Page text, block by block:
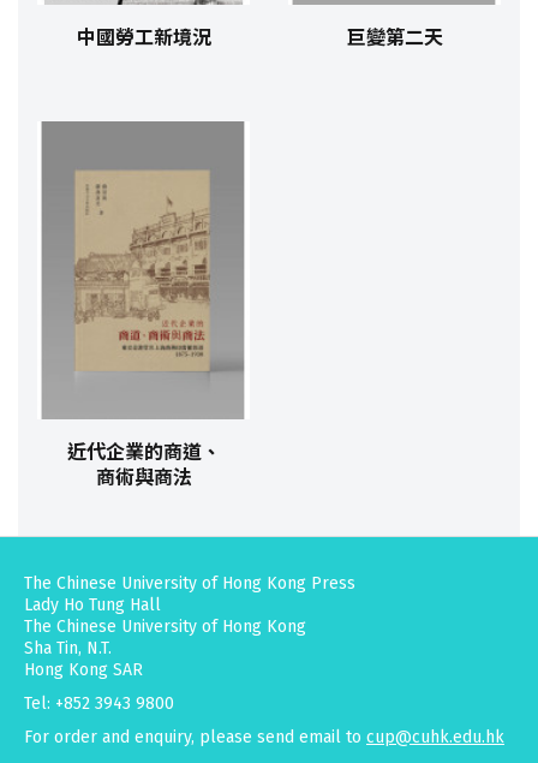
中國勞工新境況 巨變第二天
近代企業的商道、
商術與商法
The Chinese University of Hong Kong Press
Lady Ho Tung Hall
The Chinese University of Hong Kong
Sha Tin, N.T.
Hong Kong SAR
Tel: +852 3943 9800
For order and enquiry, please send email to cup@cuhk.edu.hk